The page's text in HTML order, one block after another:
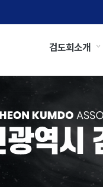
검도회소개